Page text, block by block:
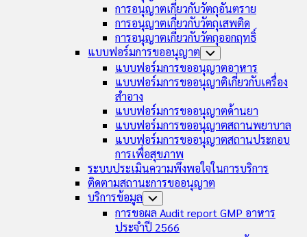
การอนุญาตเกี่ยวกับวัตถุอันตราย
การอนุญาตเกี่ยวกับวัตถุเสพติด
การอนุญาตเกี่ยวกับวัตถุออกฤทธิ์
แบบฟอร์มการขออนุญาต Toggle
Child
Menu
แบบฟอร์มการขออนุญาตอาหาร
แบบฟอร์มการขออนุญาติเกี่ยวกับเครื่อง
สำอาง
แบบฟอร์มการขออนุญาตด้านยา
แบบฟอร์มการขออนุญาตสถานพยาบาล
แบบฟอร์มการขออนุญาตสถานประกอบ
การเพื่อสุขภาพ
ระบบประเมินความพึงพอใจในการบริการ
ติดตามสถานะการขออนุญาต
บริการข้อมูล Toggle
Child
Menu
การขอผล Audit report GMP อาหาร
ประจำปี 2566